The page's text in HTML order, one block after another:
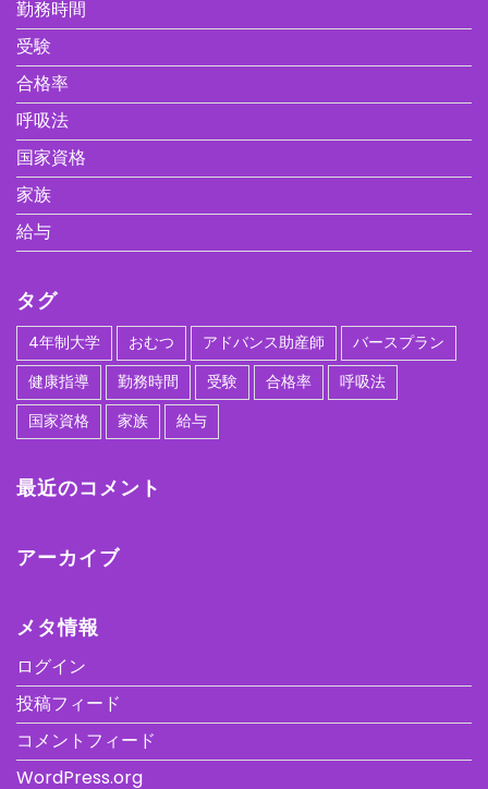
勤務時間
受験
合格率
呼吸法
国家資格
家族
給与
タグ
4年制大学 おむつ アドバンス助産師
バースプラン
健康指導
勤務時間 受験 合格率
呼吸法
国家資格
家族 給与
最近のコメント
アーカイブ
メタ情報
ログイン
投稿フィード
コメントフィード
WordPress.org